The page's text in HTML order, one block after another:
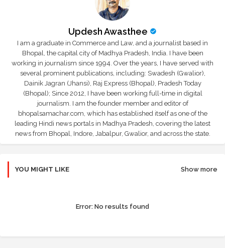
Updesh Awasthee
I am a graduate in Commerce and Law, and a journalist based in
Bhopal, the capital city of Madhya Pradesh, India. I have been
working in journalism since 1994. Over the years, I have served with
several prominent publications, including: Swadesh (Gwalior),
Dainik Jagran (Jhansi), Raj Express (Bhopal), Pradesh Today
(Bhopal); Since 2012, I have been working full-time in digital
journalism. I am the founder member and editor of
bhopalsamachar.com, which has established itself as one of the
leading Hindi news portals in Madhya Pradesh, covering the latest
news from Bhopal, Indore, Jabalpur, Gwalior, and across the state.
YOU MIGHT LIKE Show more
Error: No results found